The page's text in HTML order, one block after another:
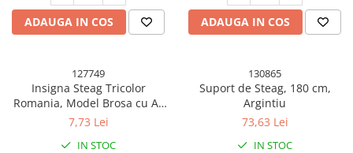
Articole pentru Gradina si Bricolaj
Articole pentru Iluminat
Lampi de veghe
Articole si, Echipamente pentru
Transport şi Ridicat
Pelerine, Umbrele si Accesorii
ADAUGA IN COS ADAUGA IN COS
127749
Insigna Steag Tricolor
Romania, Model Brosa cu Ac
de Siguranta, 20x20 mm
7,73 Lei
IN STOC
130865
Suport de Steag, 180 cm,
Argintiu
73,63 Lei
IN STOC